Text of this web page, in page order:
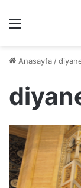
Anasayfa /